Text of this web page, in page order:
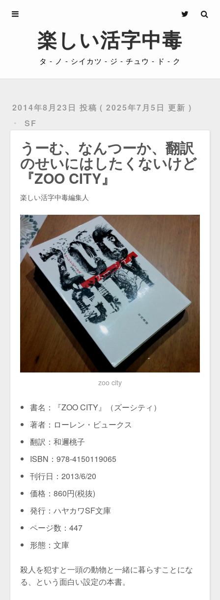
楽しい活字中毒
タ - ノ - シイカツ - ジ - チュウ - ド - ク
2014年8月23日 投稿
2025年7月5日 更新
SF
うーむ、なんつーか、翻訳
のせいにはしたくないけど
『ZOO CITY』
楽しい活字中毒編集人
zoo city
書名：『ZOO CITY』（ズーシティ）
著者：ローレン・ビュークス
翻訳：和邇桃子
ISBN：978-4150119065
刊行日：2013/6/20
価格：860円(税抜)
発行：ハヤカワSF文庫
ページ数：447
形態：文庫
殺人を犯すと一頭の動物と一緒に暮らすことにな
る、という面白い設定の本書。
Archives